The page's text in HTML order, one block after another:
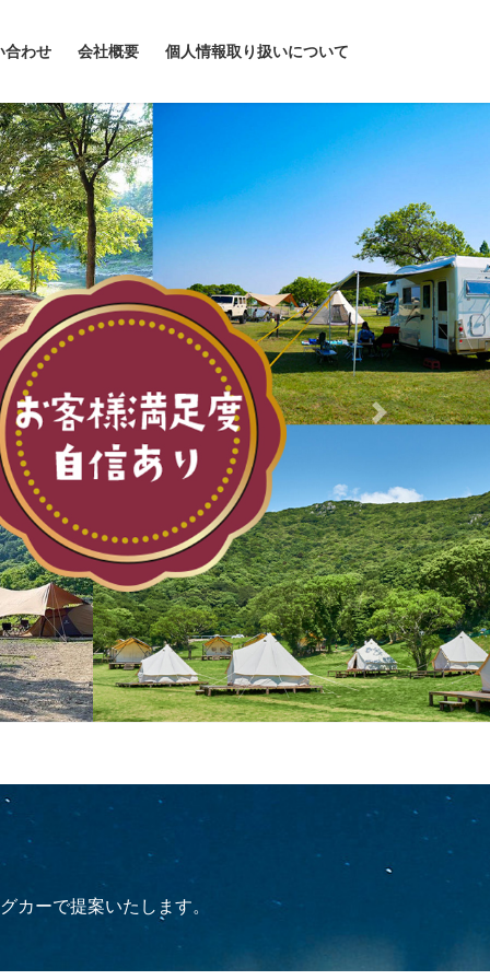
合わせ 会社概要 個人情報取り扱いについて
Next
カーで提案いたします。